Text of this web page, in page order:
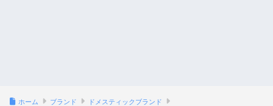
ホーム ブランド ドメスティックブランド